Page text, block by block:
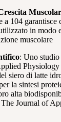
a 104 garantisce
in modo
muscolare
: Uno studio
Physiology
siero di latte
la sintesi
alta
Journal of